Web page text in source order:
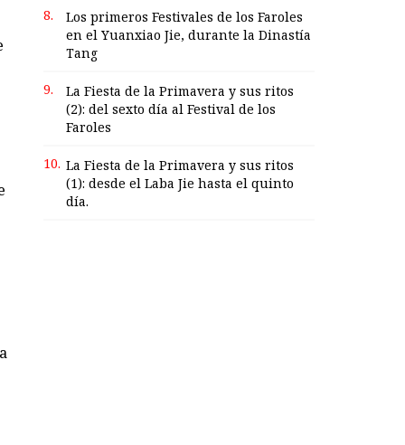
8.
Los primeros Festivales de los Faroles
en el Yuanxiao Jie, durante la Dinastía
Tang
9.
La Fiesta de la Primavera y sus ritos
(2): del sexto día al Festival de los
Faroles
10. La Fiesta de la Primavera y sus ritos
(1): desde el Laba Jie hasta el quinto
día.